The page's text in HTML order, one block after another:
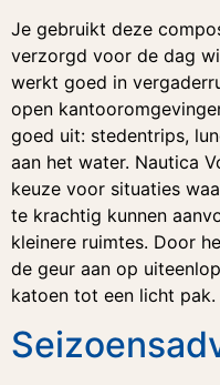
Je gebruikt deze
verzorgd voor de dag
werkt goed in
open
goed uit: stedentrips,
aan het water. Nautica
keuze voor situaties
te krachtig kunnen
kleinere ruimtes. Door
de geur aan op
katoen tot een licht pak.